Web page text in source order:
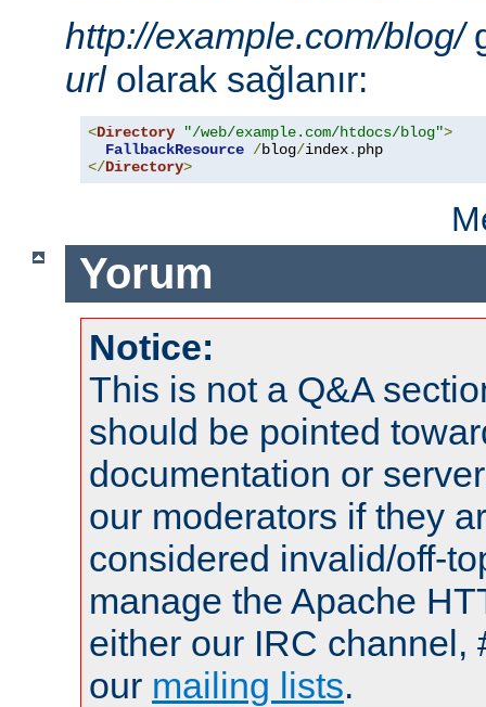
http://example.com/blog/
urlolarak sağlanır:
<Directory "/web/example.com/htdocs/blog">
FallbackResource /blog/index.
</Directory>
Yorum
Notice:
This is not a Q&A
should be pointed
documentation or
our moderators if they
considered invalid/off-
manage the Apache
either our IRC channel,
our mailing lists.